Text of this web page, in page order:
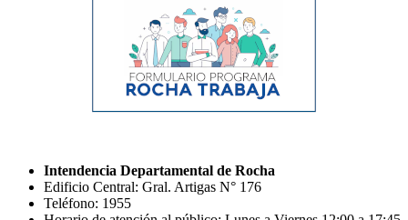
Intendencia Departamental de Rocha
Edificio Central: Gral. Artigas N° 176
Teléfono: 1955